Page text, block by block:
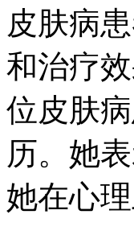
皮肤病
和治疗
位皮肤
历。她
她在心